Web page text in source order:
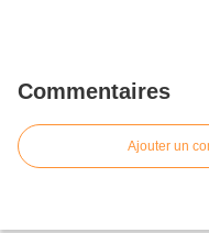
Commentaires
Ajouter un